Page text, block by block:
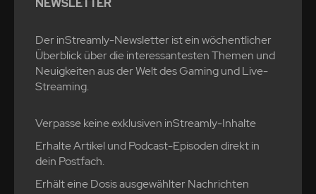
NEWSLETTER
Der inStreamly-Newsletter ist ein wöchentlicher
Überblick über die interessantesten Themen und
Neuigkeiten aus der Welt des Gaming und Live-
Streaming.
Verpasse keine exklusiven inStreamly-Inhalte
Erhalte Artikel und Podcast-Episoden direkt in
dein Postfach.
Erhält eine Dosis ausgewählter Nachrichten